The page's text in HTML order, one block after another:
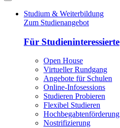
Studium & Weiterbildung
Zum Studienangebot
Für Studieninteressierte
Open House
Virtueller Rundgang
Angebote für Schulen
Online-Infosessions
Studieren Probieren
Flexibel Studieren
Hochbegabtenförderung
Nostrifizierung